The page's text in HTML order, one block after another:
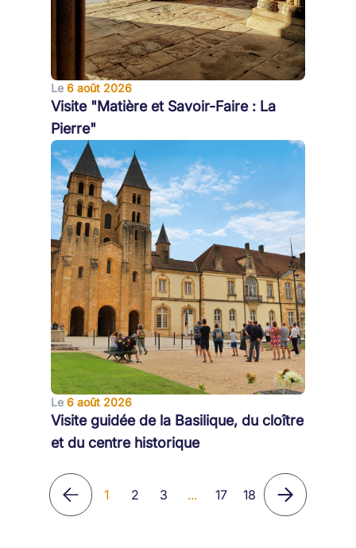
Le 6 août 2026
Visite "Matière et Savoir-Faire : La
Pierre"
Le 6 août 2026
Visite guidée de la Basilique, du cloître
et du centre historique
1 2 3 ... 17 18